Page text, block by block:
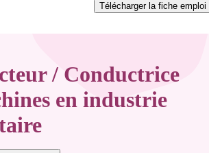
Télécharger la fiche emploi
/ Conductrice
en industrie